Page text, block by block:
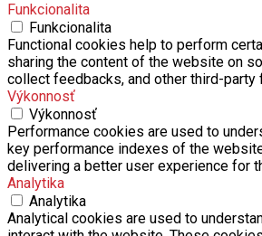
Funkcionalita
Funkcionalita
Functional cookies help to perform
sharing the content of the website on
collect feedbacks, and other third-party
Výkonnosť
Výkonnosť
Performance cookies are used to
key performance indexes of the
delivering a better user experience for
Analytika
Analytika
Analytical cookies are used to